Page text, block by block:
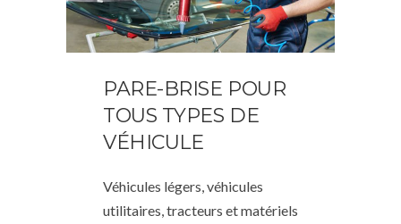
PARE-BRISE POUR
TOUS TYPES DE
VÉHICULE
Véhicules légers, véhicules
utilitaires, tracteurs et matériels